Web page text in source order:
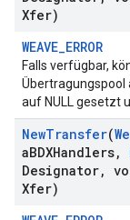
Xfer)
WEAVE_ERROR
Falls verfügbar,
Übertragungspool
auf NULL gesetzt
NewTransfer(
aBDXHandlers,
Designator,
Xfer)